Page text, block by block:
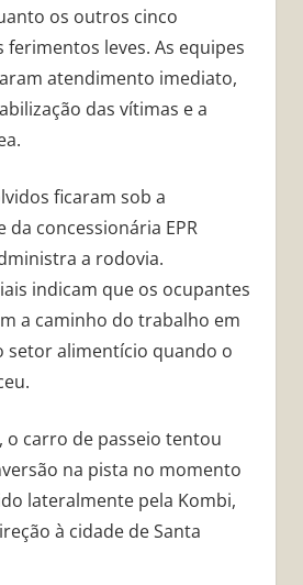
os outros cinco
leves. As equipes
atendimento imediato,
das vítimas e a
ficaram sob a
concessionária EPR
a rodovia.
indicam que os ocupantes
a caminho do trabalho em
setor alimentício quando o
o carro de passeio tentou
na pista no momento
lateralmente pela Kombi,
à cidade de Santa